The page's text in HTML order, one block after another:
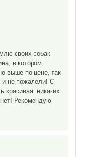
своих собак
в котором
выше по цене, так
и не пожалели! С
красивая, никаких
Рекомендую,